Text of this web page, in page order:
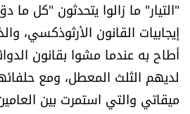
"التيار" ما زالوا يتحدثون "كل ما
إيجابيات القانون الأرثوذكسي،
أطاح به عندما مشوا بقانون
لديهم الثلث المعطل، ومع
ميقاتي والتي استمرت بين العامين 2011